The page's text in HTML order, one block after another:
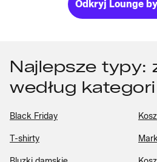
Odkryj Lounge
Najlepsze typy:
według
Black Friday
T-shirty